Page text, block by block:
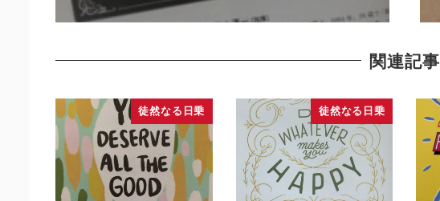
関連記事
徒然なる日乗 徒然なる日乗